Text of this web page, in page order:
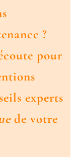
?
pour
experts
de votre